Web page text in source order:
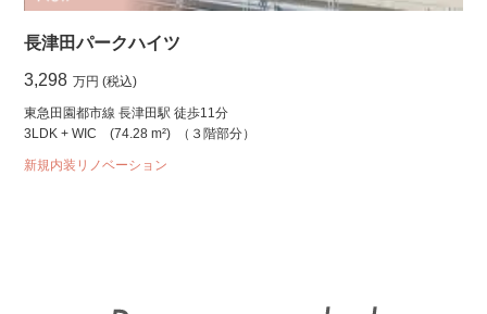
長津田パークハイツ
3,298 万円 (税込)
東急田園都市線 長津田駅 徒歩11分
3LDK + WIC
(74.28 m²) （３階部分）
新規内装リノベーション